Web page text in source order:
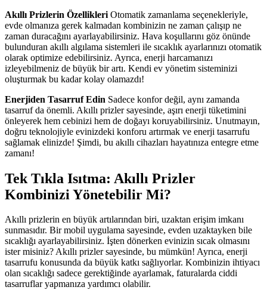
Akıllı Prizlerin Özellikleri Otomatik zamanlama seçenekleriyle,
evde olmanıza gerek kalmadan kombinizin ne zaman çalışıp ne
zaman duracağını ayarlayabilirsiniz. Hava koşullarını göz önünde
bulunduran akıllı algılama sistemleri ile sıcaklık ayarlarınızı otomatik
olarak optimize edebilirsiniz. Ayrıca, enerji harcamanızı
izleyebilmeniz de büyük bir artı. Kendi ev yönetim sisteminizi
oluşturmak bu kadar kolay olamazdı!
Enerjiden Tasarruf Edin Sadece konfor değil, aynı zamanda
tasarruf da önemli. Akıllı prizler sayesinde, aşırı enerji tüketimini
önleyerek hem cebinizi hem de doğayı koruyabilirsiniz. Unutmayın,
doğru teknolojiyle evinizdeki konforu artırmak ve enerji tasarrufu
sağlamak elinizde! Şimdi, bu akıllı cihazları hayatınıza entegre etme
zamanı!
Tek Tıkla Isıtma: Akıllı Prizler
Kombinizi Yönetebilir Mi?
Akıllı prizlerin en büyük artılarından biri, uzaktan erişim imkanı
sunmasıdır. Bir mobil uygulama sayesinde, evden uzaktayken bile
sıcaklığı ayarlayabilirsiniz. İşten dönerken evinizin sıcak olmasını
ister misiniz? Akıllı prizler sayesinde, bu mümkün! Ayrıca, enerji
tasarrufu konusunda da büyük katkı sağlıyorlar. Kombinizin ihtiyacı
olan sıcaklığı sadece gerektiğinde ayarlamak, faturalarda ciddi
tasarruflar yapmanıza yardımcı olabilir.